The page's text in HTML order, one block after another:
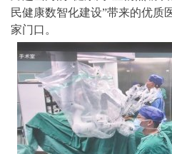
民健康数智化建设”带来的优质
家门口。